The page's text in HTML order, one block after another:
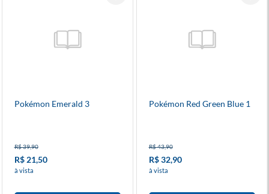
Pokémon Emerald 3
R$ 39,90
R$ 21,50
à vista
Pokémon Red Green Blue 1
R$ 43,90
R$ 32,90
à vista